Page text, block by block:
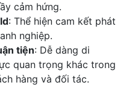
cảm hứng.
: Thể hiện cam kết phát
nghiệp.
tiện: Dễ dàng di
quan trọng khác trong
hàng và đối tác.